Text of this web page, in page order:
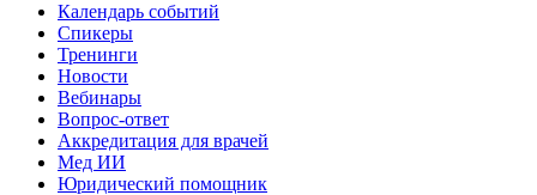
Календарь событий
Спикеры
Тренинги
Новости
Вебинары
Вопрос-ответ
Аккредитация для врачей
Мед ИИ
Юридический помощник